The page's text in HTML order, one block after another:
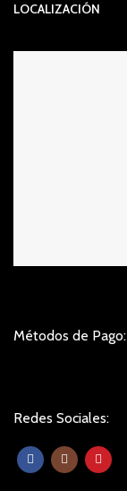
LOCALIZACIÓN
Métodos de Pago:
Redes Sociales: